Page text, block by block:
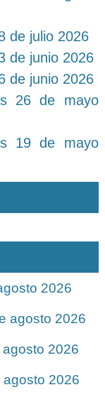
de julio 2026
de junio 2026
de junio 2026
26 de mayo
19 de mayo
2026
agosto 2026
2026
2026